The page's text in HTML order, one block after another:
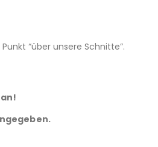
“über unsere Schnitte”.